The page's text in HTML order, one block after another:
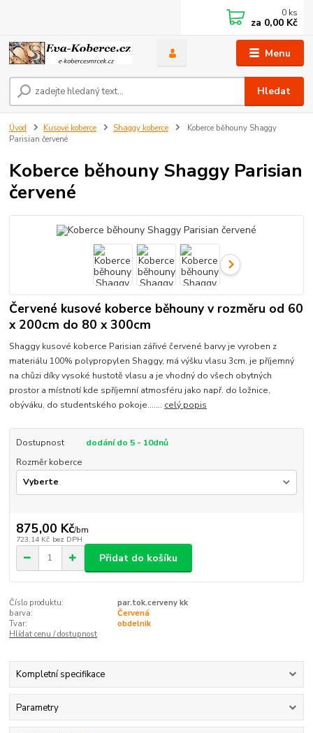
Menu
Hledat
0 ks
za 0,00 Kč
Úvod Kusové koberce Shaggy koberce
Koberce běhouny Shaggy
Parisian červené
Koberce běhouny Shaggy Parisian
červené
Červené kusové koberce běhouny v rozměru od 60
x 200cm do 80 x 300cm
Shaggy kusové koberce Parisian zářivé červené barvy je vyroben z
materiálu 100% polypropylen Shaggy, má výšku vlasu 3cm, je příjemný
na chůzi díky vysoké hustotě vlasu a je vhodný do všech obytných
prostor a místnotí kde spříjemní atmosféru jako např. do ložnice,
obýváku, do studentského pokoje....... celý popis
Dostupnost
dodání do 5 - 10dnů
Rozměr koberce
875,00 Kč/bm
723,14 Kč bez DPH
Přidat do košíku
Číslo produktu:
par.tok.cerveny kk
barva:
Červená
Tvar:
obdelnik
Hlídat cenu / dostupnost
Kompletní specifikace
Parametry